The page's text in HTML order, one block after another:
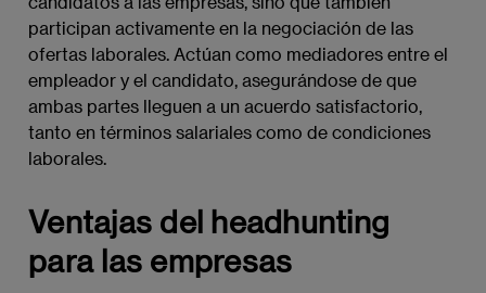
participan activamente en la negociación de las
ofertas laborales. Actúan como mediadores entre el
empleador y el candidato, asegurándose de que
ambas partes lleguen a un acuerdo satisfactorio,
tanto en términos salariales como de condiciones
laborales.
Ventajas del headhunting
para las empresas